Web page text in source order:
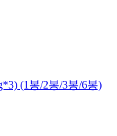
(1봉/2봉/3봉/6봉)